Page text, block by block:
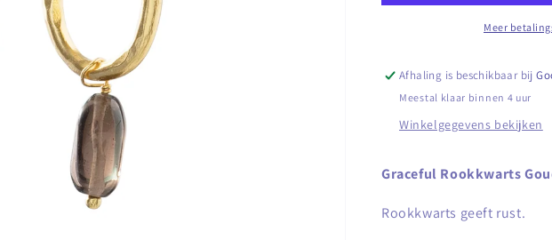
Meer
Afhaling is beschikbaar bij
Meestal klaar binnen 4 uur
Winkelgegevens bekijken
Graceful Rookkwarts
Rookkwarts geeft rust.